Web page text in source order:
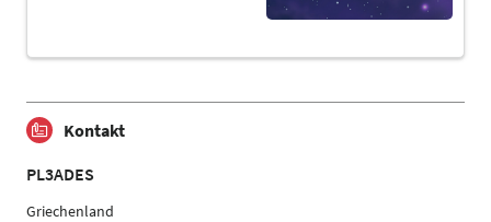
Kontakt
PL3ADES
Griechenland